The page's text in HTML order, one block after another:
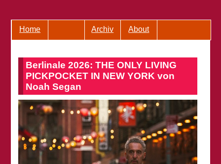
Home Archiv About
Berlinale 2026: THE ONLY LIVING
PICKPOCKET IN NEW YORK von
Noah Segan